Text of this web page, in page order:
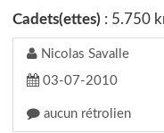
Cadets(ettes) : 5.750
Nicolas Savalle
03-07-2010
aucun rétrolien